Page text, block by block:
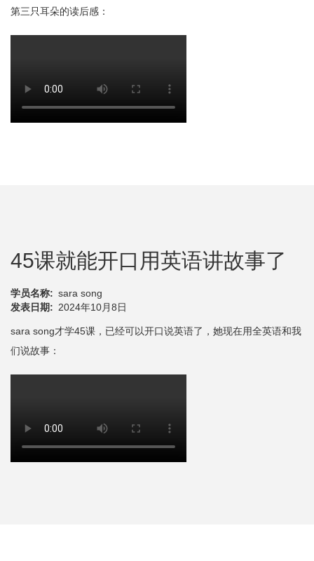
第三只耳朵的读后感：
45课就能开口用英语讲故事了
学员名称
sara song
发表日期
2024年10月8日
sara song才学45课，已经可以开口说英语了，她现在用全英语和我
们说故事：